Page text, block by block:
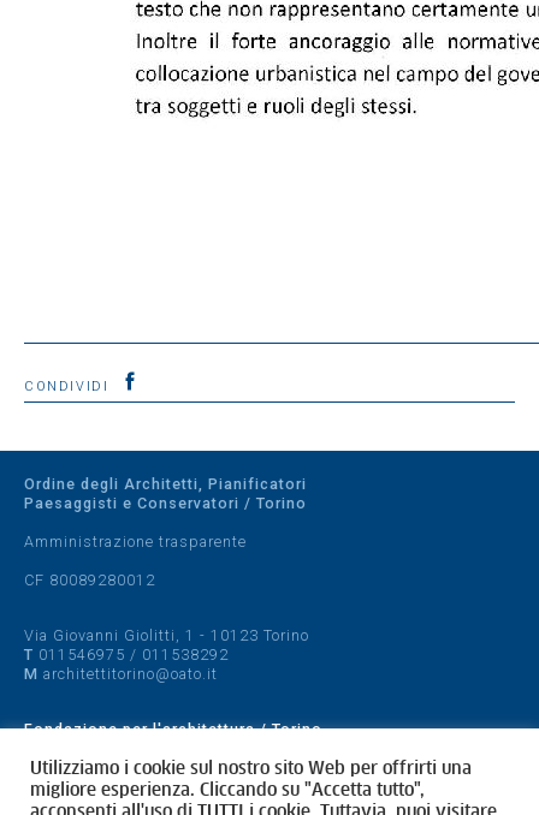
CONDIVIDI
Ordine degli Architetti, Pianificatori
Paesaggisti e Conservatori / Torino
Amministrazione trasparente
CF 80089280012
Via Giovanni Giolitti, 1 - 10123 Torino
T 011546975 / 011538292
M architettitorino@oato.it
Fondazione per l'architettura / Torino
Designed by quattrolinee.it
Utilizziamo i cookie sul nostro sito Web per offrirti una
migliore esperienza. Cliccando su "Accetta tutto",